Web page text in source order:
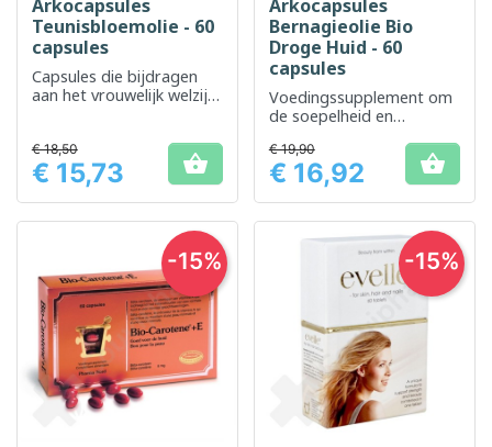
Arkocapsules
Teunisbloemolie - 60
capsules
Capsules die bijdragen
aan het vrouwelijk welzijn
Prijs
€ 18,50
€ 15,73 
Arkocapsules
Bernagieolie Bio
Droge Huid - 60
capsules
Voedingssupplement om
de soepelheid en
behouden
Prijs
€ 19,90
€ 16,92 
-15% -15%